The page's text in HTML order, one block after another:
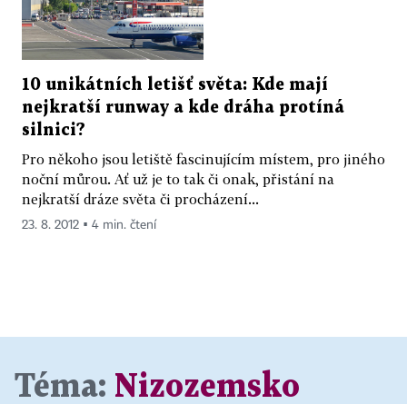
10 unikátních letišť světa: Kde mají
nejkratší runway a kde dráha protíná
silnici?
Pro někoho jsou letiště fascinujícím místem, pro jiného
noční můrou. Ať už je to tak či onak, přistání na
nejkratší dráze světa či procházení...
23. 8. 2012 ▪ 4 min. čtení
Téma: Nizozemsko